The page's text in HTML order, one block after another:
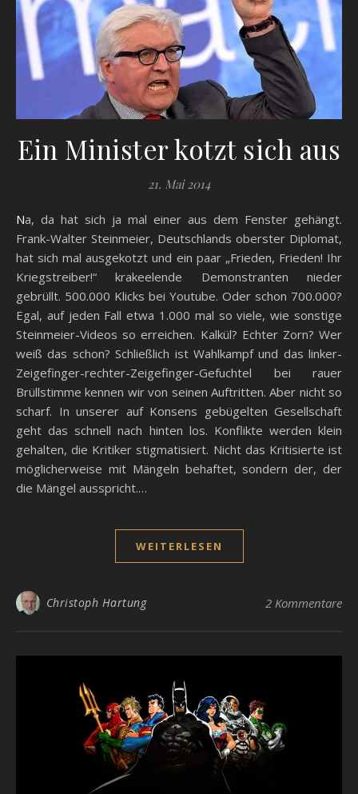
Ein Minister kotzt sich aus
21. Mai 2014
Na, da hat sich ja mal einer aus dem Fenster gehängt.
Frank-Walter Steinmeier, Deutschlands oberster Diplomat,
hat sich mal ausgekotzt und ein paar „Frieden, Frieden! Ihr
Kriegstreiber!“ krakeelende Demonstranten nieder
gebrüllt. 500.000 Klicks bei Youtube. Oder schon 700.000?
Egal, auf jeden Fall etwa 1.000 mal so viele, wie sonstige
Steinmeier-Videos so erreichen. Kalkül? Echter Zorn? Wer
weiß das schon? Schließlich ist Wahlkampf und das linker-
Zeigefinger-rechter-Zeigefinger-Gefuchtel bei rauer
Brüllstimme kennen wir von seinen Auftritten. Aber nicht so
scharf. In unserer auf Konsens gebügelten Gesellschaft
geht das schnell nach hinten los. Konflikte werden klein
gehalten, die Kritiker stigmatisiert. Nicht das Kritisierte ist
möglicherweise mit Mängeln behaftet, sondern der, der
die Mängel ausspricht.…
WEITERLESEN
Christoph Hartung 2 Kommentare